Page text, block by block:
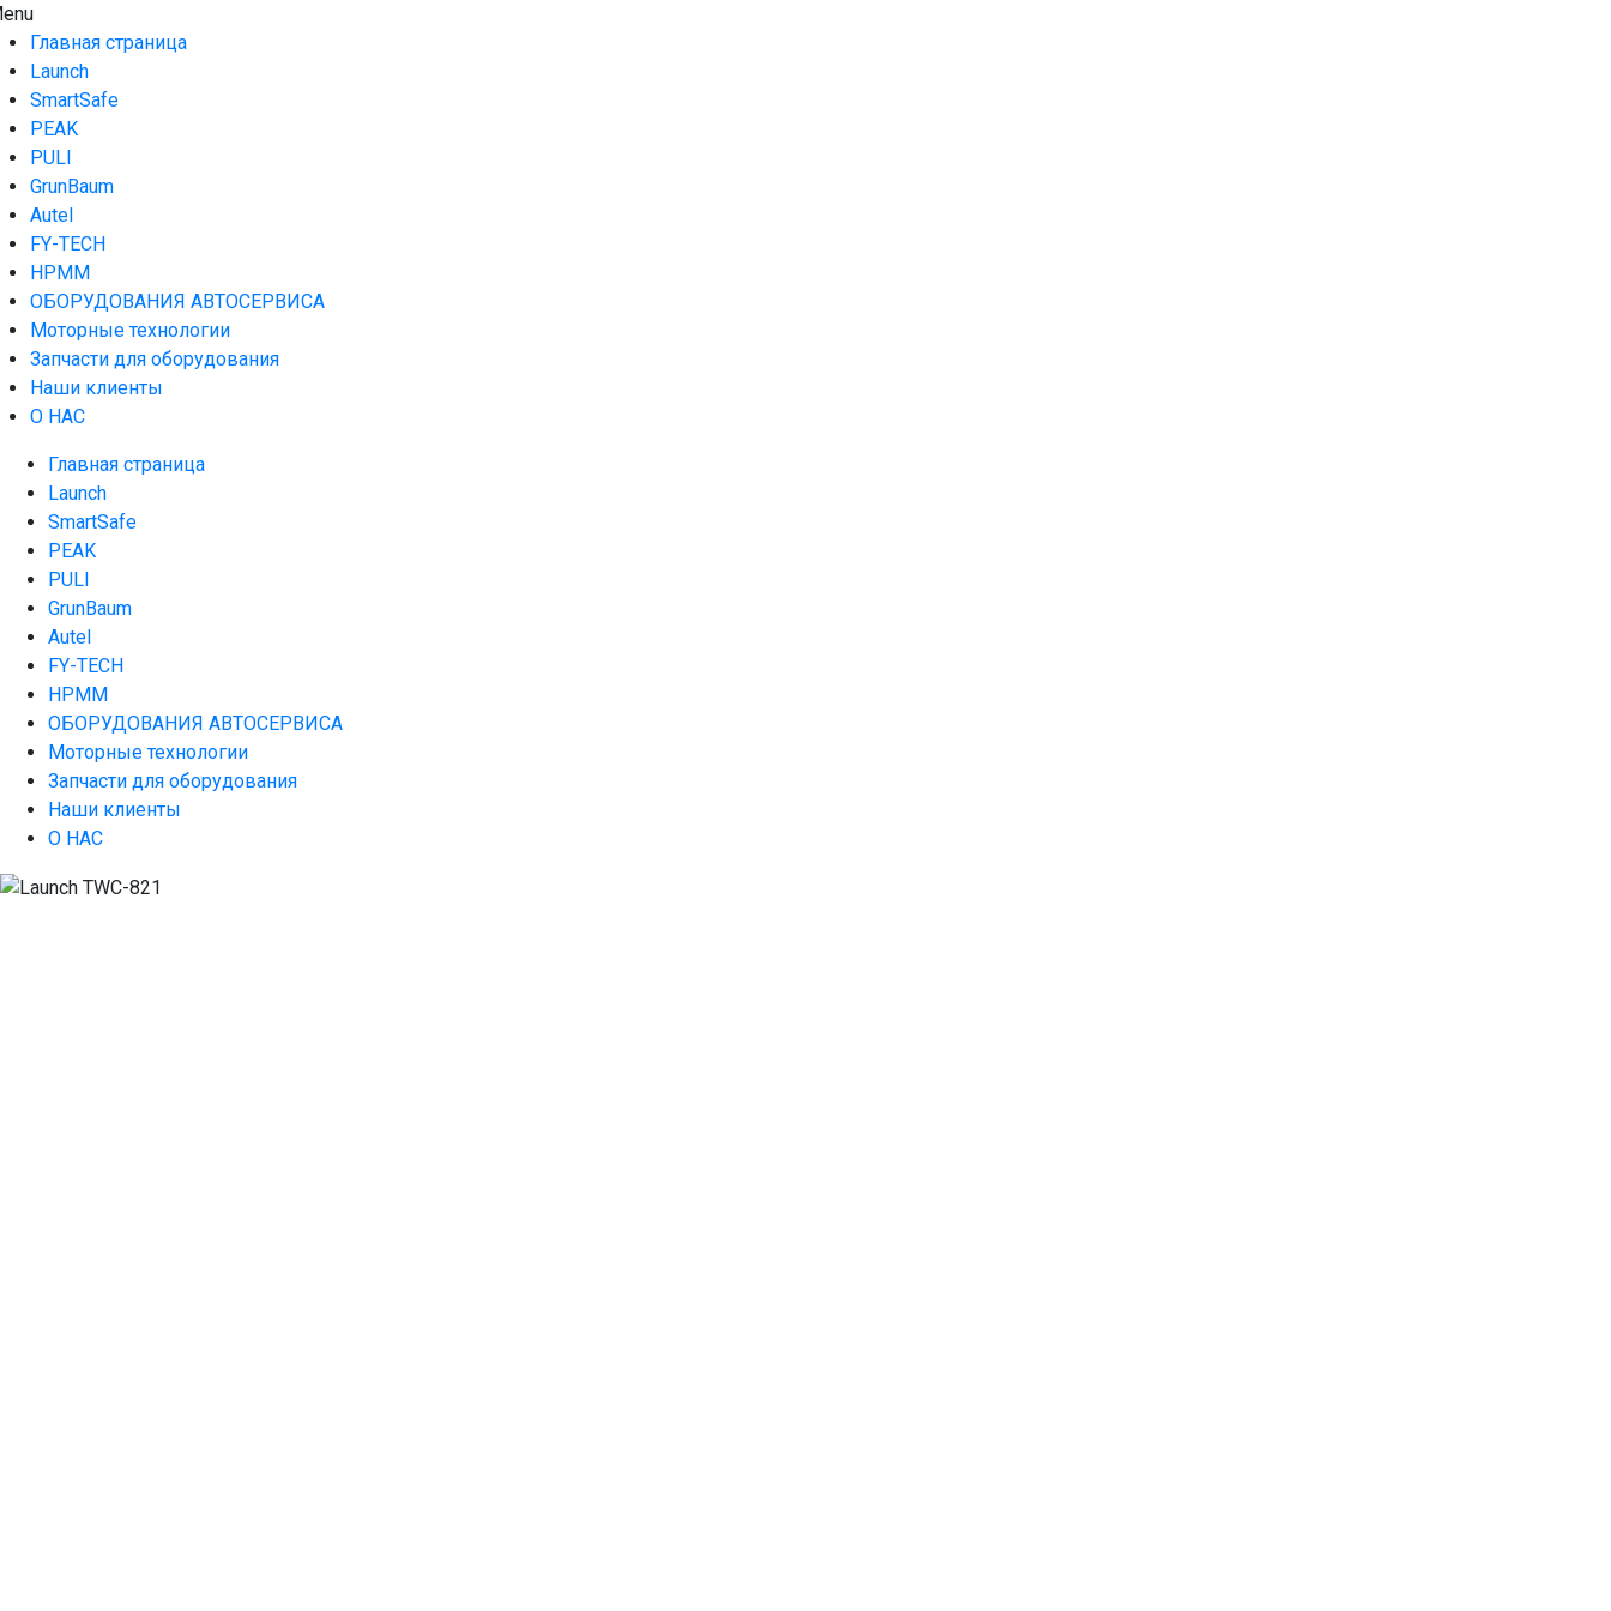
Skip
to
content
AUTO HOUSE
Технологии автосервиса — официальный дистрибьютор Launch в Армении,Launch Armenia
Главная страница
Launch
SmartSafe
PEAK
PULI
GrunBaum
Autel
FY-TECH
HPMM
ОБОРУДОВАНИЯ АВТОСЕРВИСА
Моторные технологии
Запчасти для оборудования
Наши клиенты
О НАС
Главная страница
Launch
SmartSafe
PEAK
PULI
GrunBaum
Autel
FY-TECH
HPMM
ОБОРУДОВАНИЯ АВТОСЕРВИСА
Моторные технологии
Запчасти для оборудования
Наши клиенты
О НАС